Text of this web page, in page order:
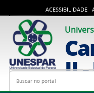
ACESSIBILIDADE
II -
Busca